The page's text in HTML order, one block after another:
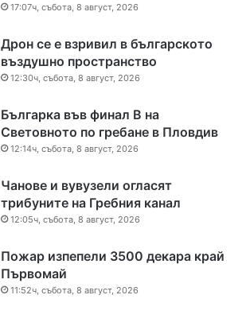
17:07ч, събота, 8 август, 2026
Дрон се е взривил в българското
въздушно пространство
12:30ч, събота, 8 август, 2026
Българка във финал B на
Световното по гребане в Пловдив
12:14ч, събота, 8 август, 2026
Чанове и вувузели огласят
трибуните на Гребния канал
12:05ч, събота, 8 август, 2026
Пожар изпепели 3500 декара край
Първомай
11:52ч, събота, 8 август, 2026